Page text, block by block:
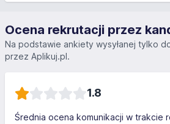
Ocena rekrutacji przez
Na podstawie ankiety wysyłanej tylko
przez Aplikuj.pl.
1.8
Średnia ocena komunikacji w trakcie